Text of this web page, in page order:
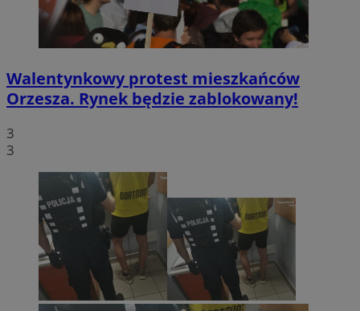
Walentynkowy protest mieszkańców
Orzesza. Rynek będzie zablokowany!
3
3